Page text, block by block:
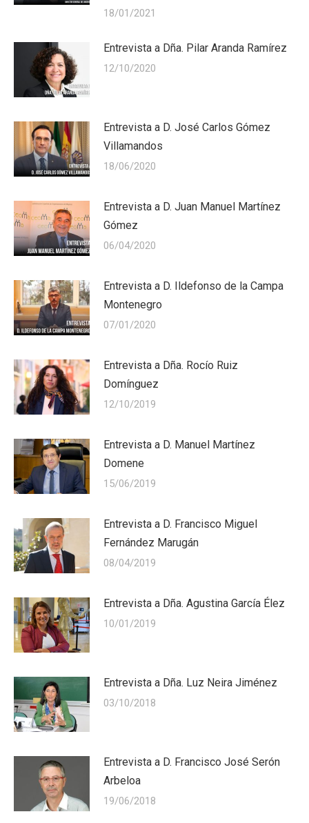
18/01/2021
Entrevista a Dña. Pilar Aranda Ramírez
12/10/2020
Entrevista a D. José Carlos Gómez
Villamandos
18/06/2020
Entrevista a D. Juan Manuel Martínez
Gómez
06/04/2020
Entrevista a D. Ildefonso de la Campa
Montenegro
07/01/2020
Entrevista a Dña. Rocío Ruiz
Domínguez
12/10/2019
Entrevista a D. Manuel Martínez
Domene
15/06/2019
Entrevista a D. Francisco Miguel
Fernández Marugán
08/04/2019
Entrevista a Dña. Agustina García Élez
10/01/2019
Entrevista a Dña. Luz Neira Jiménez
03/10/2018
Entrevista a D. Francisco José Serón
Arbeloa
19/06/2018